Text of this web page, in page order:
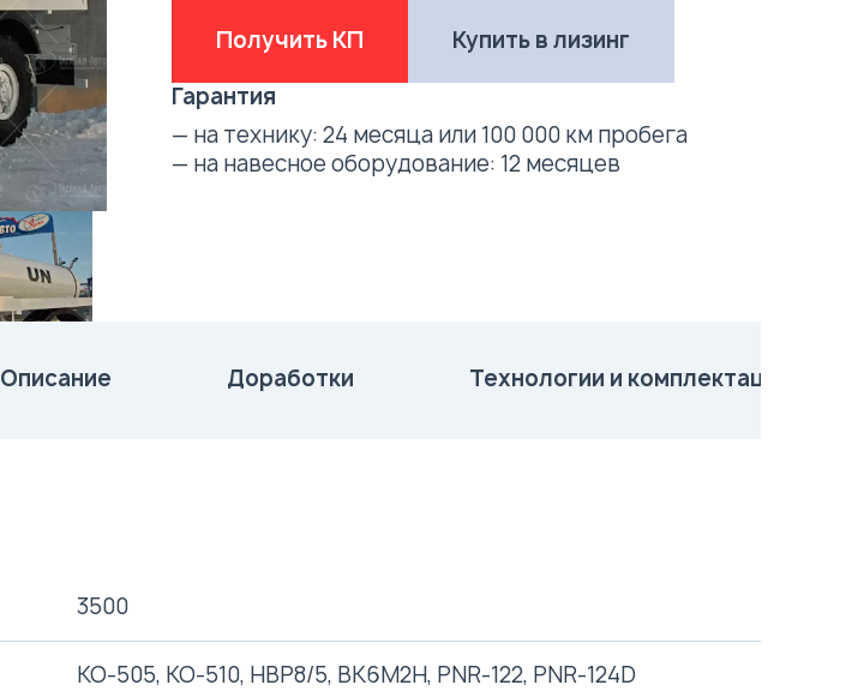
Получить КП
Купить в лизинг
Гарантия
— на технику: 24 месяца или 100 000 км пробега
— на навесное оборудование: 12 месяцев
Описание Доработки Технологии и комплектация
3500
КО-505, КО-510, НВР8/5, ВК6М2Н, PNR-122, PNR-124D